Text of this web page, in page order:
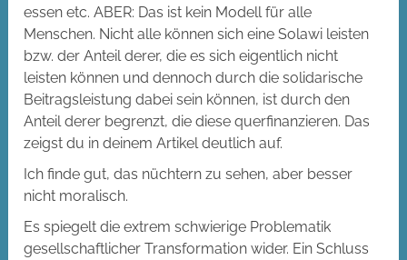
essen etc. ABER: Das ist kein Modell für alle
Menschen. Nicht alle können sich eine Solawi leisten
bzw. der Anteil derer, die es sich eigentlich nicht
leisten können und dennoch durch die solidarische
Beitragsleistung dabei sein können, ist durch den
Anteil derer begrenzt, die diese querfinanzieren. Das
zeigst du in deinem Artikel deutlich auf.
Ich finde gut, das nüchtern zu sehen, aber besser
nicht moralisch.
Es spiegelt die extrem schwierige Problematik
gesellschaftlicher Transformation wider. Ein Schluss